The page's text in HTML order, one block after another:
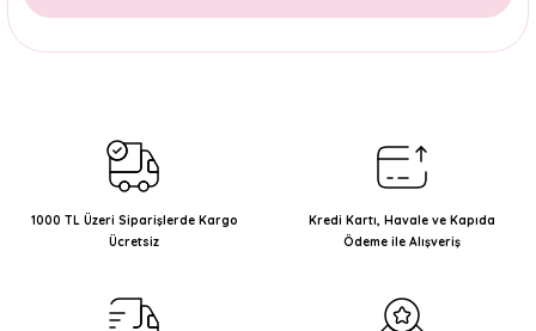
Bu ürünün fiyat bilgisi, resim, ürün açıklamalarında ve diğer
Ürün resmi kalitesiz, bozuk veya görüntülenemiyor.
Ürün açıklamasında eksik bilgiler bulunuyor.
Ürün bilgilerinde hatalar bulunuyor.
Bu ürüne benzer farklı alternatifler olmalı.
1000 TL Üzeri Siparişlerde Kargo
Ücretsiz
Kredi Kartı, Havale ve Kapıda
Ödeme ile Alışveriş